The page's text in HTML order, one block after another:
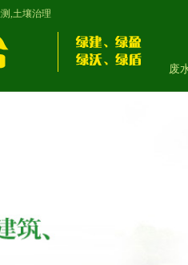
,土壤治理
废